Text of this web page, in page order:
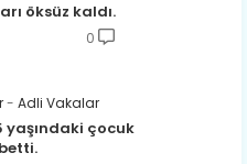
öksüz kaldı.
0
Adli Vakalar
yaşındaki çocuk